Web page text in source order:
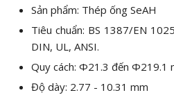
dựa trên
đánh giá
Sản phẩm: Thép ống SeAH
Tiêu chuẩn: BS 1387/EN
DIN, UL, ANSI.
Quy cách: Φ21.3 đến Φ219.1
Độ dày: 2.77 - 10.31 mm